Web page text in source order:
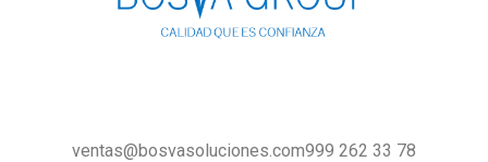
ventas@bosvasoluciones.com999 262 33 78